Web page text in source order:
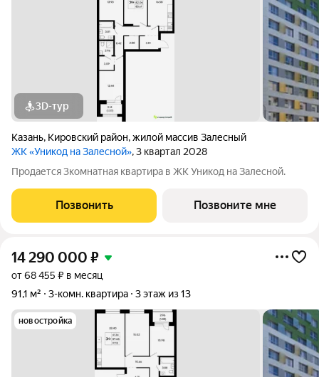
3D-тур
Казань, Кировский район,жилой массив Залесный
ЖК «Уникод на Залесной», 3 квартал 2028
Продается 3комнатная квартира в ЖК Уникод на Залесной.
Позвонить Позвоните мне
14 290 000 ₽
от 68 455 ₽ в месяц
91,1 м²
3-комн. квартира 3 этаж из 13
новостройка